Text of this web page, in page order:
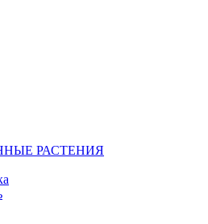
РАСТЕНИЯ